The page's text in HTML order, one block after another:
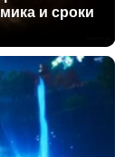
и сроки